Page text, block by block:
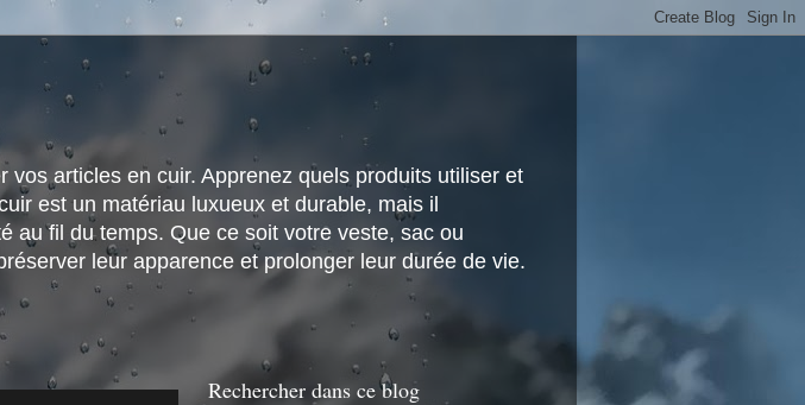
articles en cuir. Apprenez quels produits utiliser et
est un matériau luxueux et durable, mais il
au fil du temps. Que ce soit votre veste, sac ou
leur apparence et prolonger leur durée de vie.
Rechercher dans ce blog